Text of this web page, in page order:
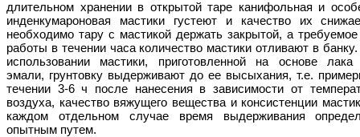
длительном хранении в открытой таре канифольная и
инденкумароновая мастики густеют и качество их
необходимо тару с мастикой держать закрытой, а
работы в течении часа количество мастики отливают в
использовании мастики, приготовленной на основе
эмали, грунтовку выдерживают до ее высыхания, т.е.
течении 3-6 ч после нанесения в зависимости от
воздуха, качество вяжущего вещества и консистенции
каждом отдельном случае время выдерживания
опытным путем.